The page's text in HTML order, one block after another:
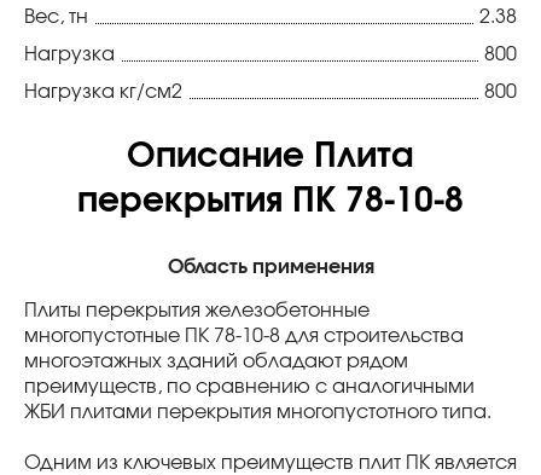
Вес, тн
2.38
Нагрузка
800
Нагрузка кг/см2
800
Описание Плита
перекрытия ПК 78-10-8
Область применения
Плиты перекрытия железобетонные
многопустотные ПК 78-10-8 для строительства
многоэтажных зданий обладают рядом
преимуществ, по сравнению с аналогичными
ЖБИ плитами перекрытия многопустотного типа.
Одним из ключевых преимуществ плит ПК является